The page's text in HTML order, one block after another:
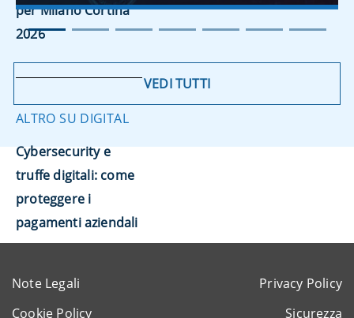
per Milano Cortina
2026
ALTRO SU DIGITAL
Cybersecurity e
truffe digitali: come
proteggere i
pagamenti aziendali
VEDI TUTTI
Note Legali
Privacy Policy
Cookie Policy
Sicurezza